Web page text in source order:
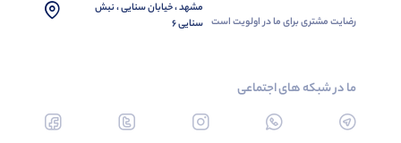
رضایت مشتری برای ما در اولویت است
مشهد ، خیابان سنایی ، نبش
سنایی 6
ما در شبکه های اجتماعی